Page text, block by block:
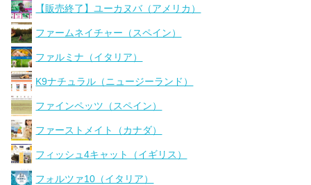
【販売終了】ユーカヌバ（アメリカ）
ファームネイチャー（スペイン）
ファルミナ（イタリア）
K9ナチュラル（ニュージーランド）
ファインペッツ（スペイン）
ファーストメイト（カナダ）
フィッシュ4キャット（イギリス）
フォルツァ10（イタリア）